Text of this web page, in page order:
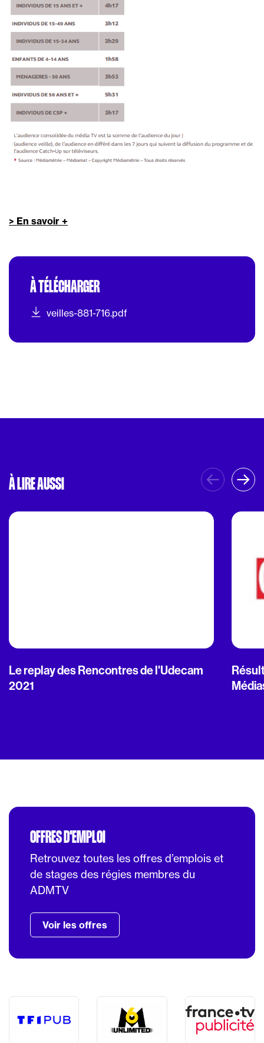
> En savoir +
À TÉLÉCHARGER
veilles-881-716.pdf
À LIRE AUSSI
Le replay des Rencontres de l'Udecam
2021
OFFRES D'EMPLOI
Retrouvez toutes les offres d’emplois et
de stages des régies membres du
ADMTV
Voir les offres